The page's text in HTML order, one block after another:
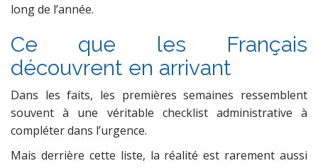
long de l’année.
Ce que les Français
découvrent en arrivant
Dans les faits, les premières semaines ressemblent
souvent à une véritable checklist administrative à
compléter dans l’urgence.
Mais derrière cette liste, la réalité est rarement aussi